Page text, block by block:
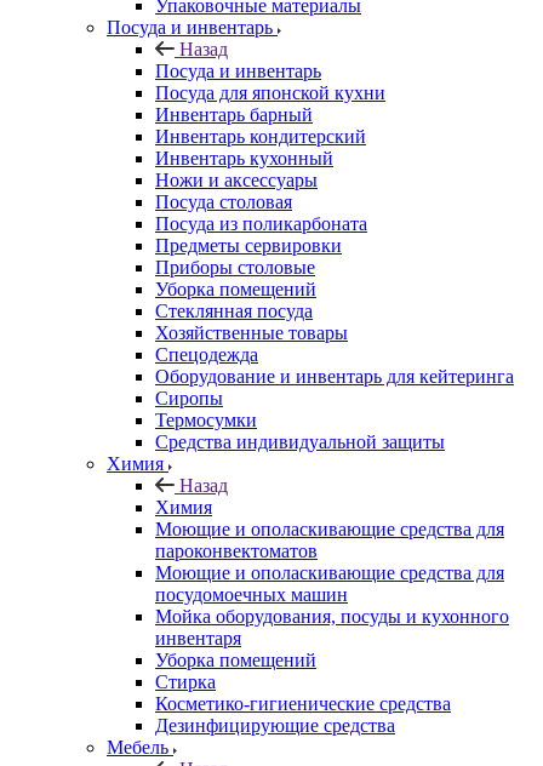
Упаковочные материалы
Посуда и инвентарь
Назад
Посуда и инвентарь
Посуда для японской кухни
Инвентарь барный
Инвентарь кондитерский
Инвентарь кухонный
Ножи и аксессуары
Посуда столовая
Посуда из поликарбоната
Предметы сервировки
Приборы столовые
Уборка помещений
Стеклянная посуда
Хозяйственные товары
Спецодежда
Оборудование и инвентарь для кейтеринга
Сиропы
Термосумки
Средства индивидуальной защиты
Химия
Назад
Химия
Моющие и ополаскивающие средства для
пароконвектоматов
Моющие и ополаскивающие средства для
посудомоечных машин
Мойка оборудования, посуды и кухонного
инвентаря
Уборка помещений
Стирка
Косметико-гигиенические средства
Дезинфицирующие средства
Мебель